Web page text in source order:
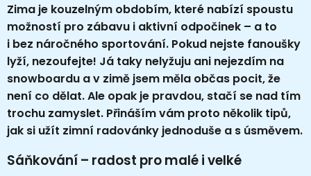
Zima je kouzelným obdobím, které nabízí spoustu
možností pro zábavu i aktivní odpočinek – a to
i bez náročného sportování. Pokud nejste fanoušky
lyží, nezoufejte! Já taky nelyžuju ani nejezdím na
snowboardu a v zimě jsem měla občas pocit, že
není co dělat. Ale opak je pravdou, stačí se nad tím
trochu zamyslet. Přináším vám proto několik tipů,
jak si užít zimní radovánky jednoduše a s úsměvem.
Sáňkování – radost pro malé i velké